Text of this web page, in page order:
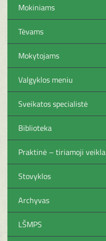
Mokiniams
Tėvams
Mokytojams
Valgyklos meniu
Sveikatos specialistė
Biblioteka
Praktinė – tiriamoji veikla
Stovyklos
Archyvas
LŠMPS